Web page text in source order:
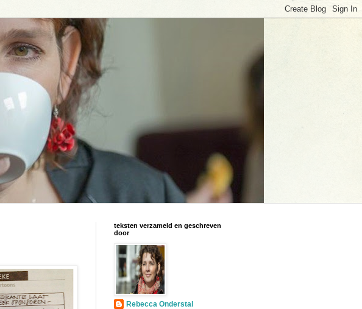
teksten verzameld en geschreven
door
Rebecca Onderstal